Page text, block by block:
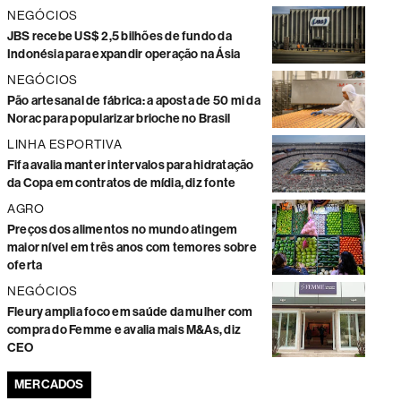
NEGÓCIOS
JBS recebe US$ 2,5 bilhões de fundo da
Indonésia para expandir operação na Ásia
NEGÓCIOS
Pão artesanal de fábrica: a aposta de 50 mi da
Norac para popularizar brioche no Brasil
LINHA ESPORTIVA
Fifa avalia manter intervalos para hidratação
da Copa em contratos de mídia, diz fonte
AGRO
Preços dos alimentos no mundo atingem
maior nível em três anos com temores sobre
oferta
NEGÓCIOS
Fleury amplia foco em saúde da mulher com
compra do Femme e avalia mais M&As, diz
CEO
MERCADOS